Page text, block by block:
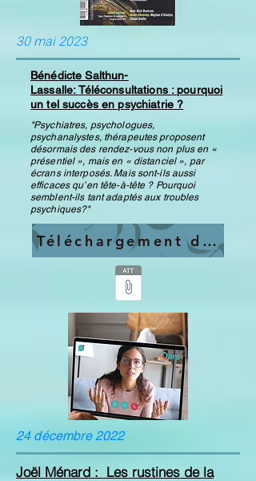
30 mai 2023
Bénédicte Salthun-
Lassalle:Téléconsultations : pourquoi
un tel succès en psychiatrie ?
"Psychiatres, psychologues,
psychanalystes, thérapeutes proposent
désormais des rendez-vous non plus en «
présentiel », mais en « distanciel », par
écrans interposés. Mais sont-ils aussi
efficaces qu’en tête-à-tête ? Pourquoi
semblent-ils tant adaptés aux troubles
psychiques?"
Téléchargement du
24 décembre 2022
Joël Ménard : Les rustines de la